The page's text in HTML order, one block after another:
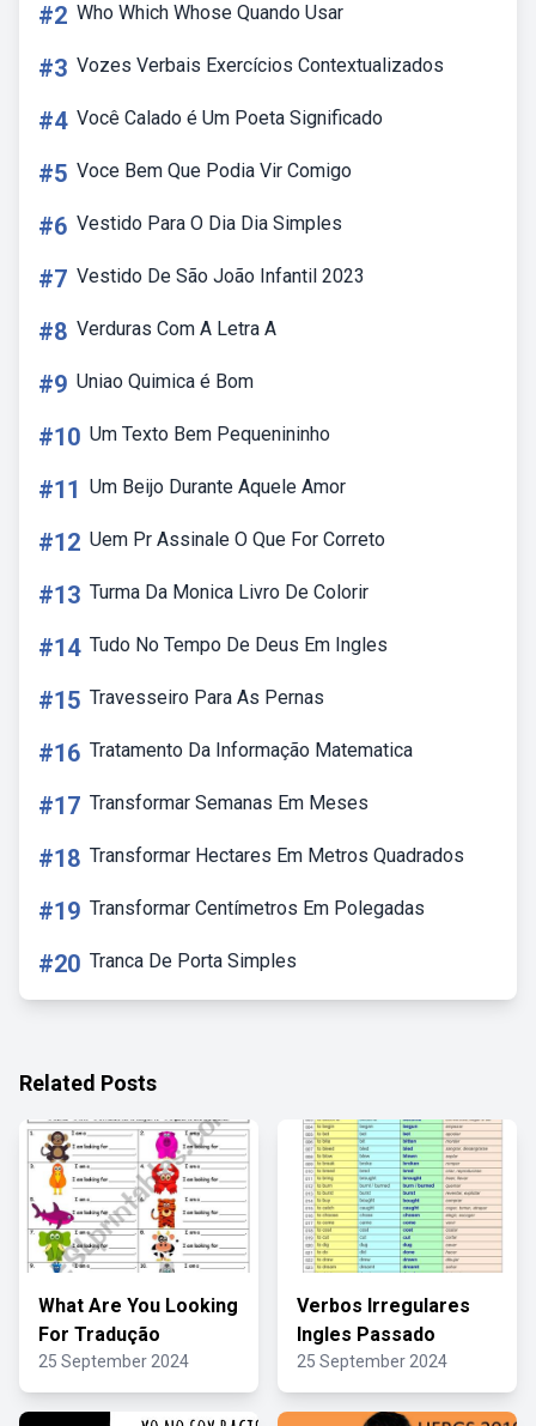
#2 Who Which Whose Quando Usar
#3 Vozes Verbais Exercícios Contextualizados
#4 Você Calado é Um Poeta Significado
#5 Voce Bem Que Podia Vir Comigo
#6 Vestido Para O Dia Dia Simples
#7 Vestido De São João Infantil 2023
#8 Verduras Com A Letra A
#9 Uniao Quimica é Bom
#10 Um Texto Bem Pequenininho
#11 Um Beijo Durante Aquele Amor
#12 Uem Pr Assinale O Que For Correto
#13 Turma Da Monica Livro De Colorir
#14 Tudo No Tempo De Deus Em Ingles
#15 Travesseiro Para As Pernas
#16 Tratamento Da Informação Matematica
#17 Transformar Semanas Em Meses
#18 Transformar Hectares Em Metros Quadrados
#19 Transformar Centímetros Em Polegadas
#20 Tranca De Porta Simples
Related Posts
What Are You Looking
For Tradução
25 September 2024
Verbos Irregulares
Ingles Passado
25 September 2024